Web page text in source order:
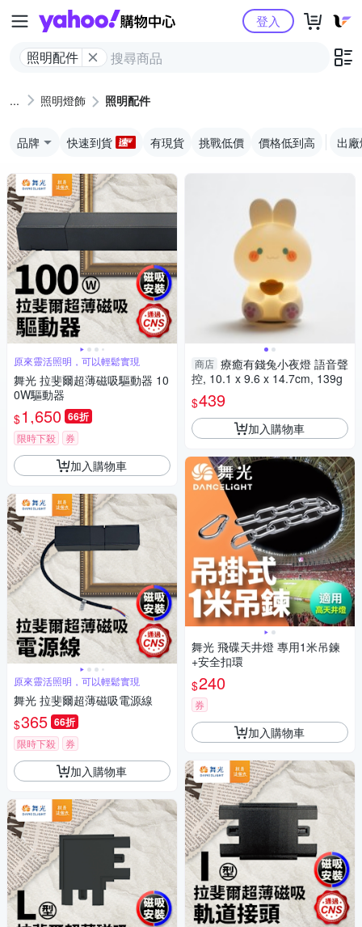
Yahoo購物中心
照明配件
登入
照明燈飾 照明配件
品牌 快速到貨 有現貨 挑戰低價 價格低到高 出
原來靈活照明，可以輕鬆實現
舞光 拉斐爾超薄磁吸驅動器 10
0W驅動器
$1,650 66折
限時下殺 券
加入購物車
原來靈活照明，可以輕鬆實現
舞光 拉斐爾超薄磁吸電源線
$365 66折
限時下殺 券
加入購物車
商店 療癒有錢兔小夜燈 語音聲
控, 10.1 x 9.6 x 14.7cm, 139g
$439
加入購物車
舞光 飛碟天井燈 專用1米吊鍊
+安全扣環
$240
券
加入購物車